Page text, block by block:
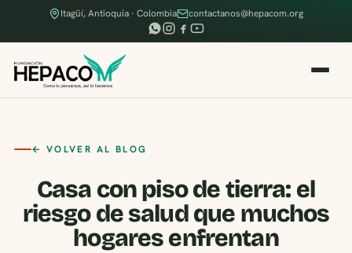
Itagüí, Antioquia · Colombia contactanos@hepacom.org
← VOLVER AL BLOG
Casa con piso de tierra: el
riesgo de salud que muchos
hogares enfrentan